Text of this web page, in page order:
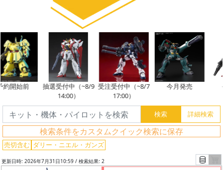
開始前
抽選受付中（~8/9
14:00）
受注受付中（~8/7
17:00）
今月発売
検索条件をカスタムクイック検索に保存
売切含む ダリー・ニエル・ガンズ
ワ
ー
ド
検
索
グ
レ
ー
ド
更新日時: 2026年7月31日10:59 / 検索結果: 2